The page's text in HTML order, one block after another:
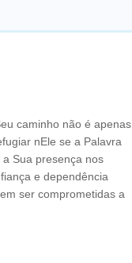
caminho não é apenas
nEle se a Palavra
Sua presença nos
e dependência
ser comprometidas a